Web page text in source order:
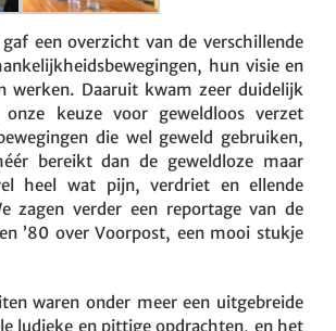
een overzicht van de verschillende
hun visie en
werken. Daaruit kwam zeer duidelijk
keuze voor geweldloos verzet
die wel geweld gebruiken,
bereikt dan de geweldloze maar
heel wat pijn, verdriet en ellende
zagen verder een reportage van de
’80 over Voorpost, een mooi stukje
waren onder meer een uitgebreide
ludieke en pittige opdrachten, en het